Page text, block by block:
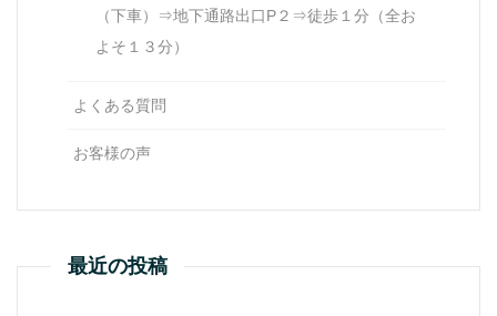
（下車）⇒地下通路出口P２⇒徒歩１分（全お
よそ１３分）
よくある質問
お客様の声
最近の投稿